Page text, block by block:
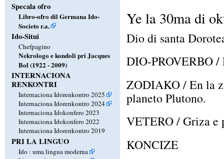
Specala ofro
Libro-ofro dil Germana Ido-
Societo r.a.
Ido-Situi
Chefpagino
Nekrologo e kondoli pri Jacques
Bol (1922 - 2009)
INTERNACIONA
RENKONTRI
Internaciona Idorenkontro 2025
Internaciona Idorenkontro 2024
Internaciona Idokonfero 2023
Internaciona Idokonfero 2022
Internaciona Idorenkontro 2019
PRI LA LINGUO
Ido : uma lingua moderna
Ye la 30ma di
Dio di santa
DIO-PROVERBO /
ZODIAKO / En la
planeto Plutono.
VETERO / Griza e
KONCIZE